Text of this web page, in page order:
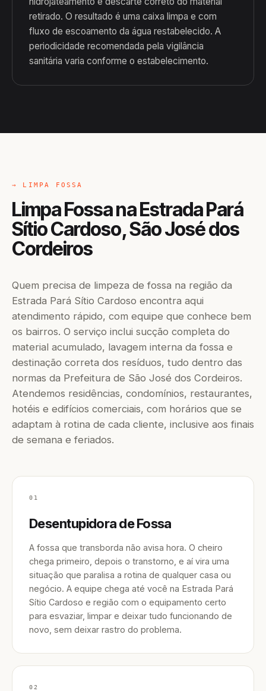
retirado. O resultado é uma caixa limpa e com
fluxo de escoamento da água restabelecido. A
periodicidade recomendada pela vigilância
sanitária varia conforme o estabelecimento.
→ LIMPA FOSSA
Limpa Fossa na Estrada Pará
Sítio Cardoso, São José dos
Cordeiros
Quem precisa de limpeza de fossa na região da
Estrada Pará Sítio Cardoso encontra aqui
atendimento rápido, com equipe que conhece bem
os bairros. O serviço inclui sucção completa do
material acumulado, lavagem interna da fossa e
destinação correta dos resíduos, tudo dentro das
normas da Prefeitura de São José dos Cordeiros.
Atendemos residências, condomínios, restaurantes,
hotéis e edifícios comerciais, com horários que se
adaptam à rotina de cada cliente, inclusive aos finais
de semana e feriados.
01
Desentupidora de Fossa
A fossa que transborda não avisa hora. O cheiro
chega primeiro, depois o transtorno, e aí vira uma
situação que paralisa a rotina de qualquer casa ou
negócio. A equipe chega até você na Estrada Pará
Sítio Cardoso e região com o equipamento certo
para esvaziar, limpar e deixar tudo funcionando de
novo, sem deixar rastro do problema.
02